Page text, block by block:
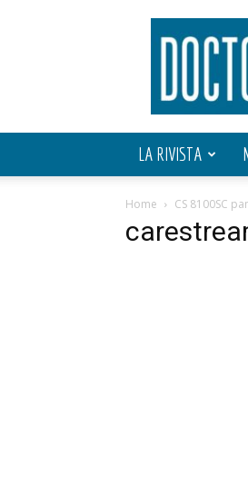
Doctor
OS
LA RIVISTA
Home CS 8100SC